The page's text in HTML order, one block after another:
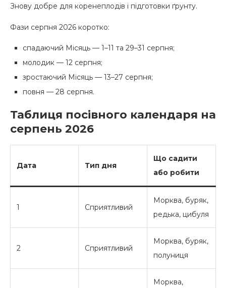
Знову добре для коренеплодів і підготовки ґрунту.
Фази серпня 2026 коротко:
спадаючий Місяць — 1–11 та 29–31 серпня;
молодик — 12 серпня;
зростаючий Місяць — 13–27 серпня;
повня — 28 серпня.
Таблиця посівного календаря на
серпень 2026
Дата Тип дня
Що садити
або робити
1 Сприятливий
Морква, буряк,
редька, цибуля
2 Сприятливий
Морква, буряк,
полуниця
Морква,